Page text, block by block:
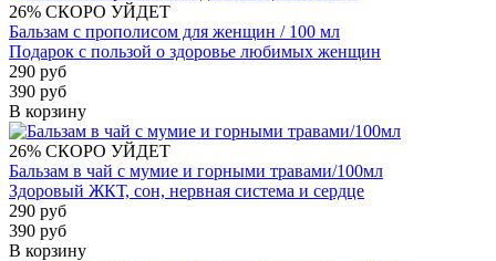
26% СКОРО УЙДЕТ
Бальзам с прополисом для женщин / 100 мл
Подарок с пользой о здоровье любимых женщин
290 руб
390 руб
В корзину
26% СКОРО УЙДЕТ
Бальзам в чай с мумие и горными травами/100мл
Здоровый ЖКТ, сон, нервная система и сердце
290 руб
390 руб
В корзину